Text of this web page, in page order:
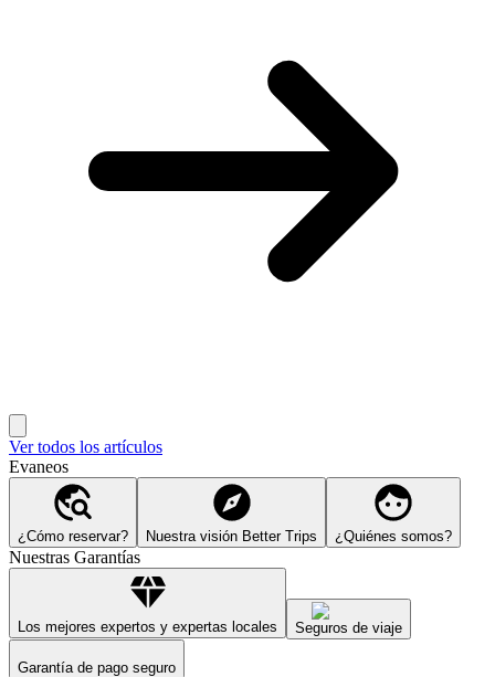
Ver todos los artículos
Evaneos
¿Cómo reservar? Nuestra visión Better Trips ¿Quiénes somos?
Nuestras Garantías
Los mejores expertos y expertas locales Seguros de viaje
Garantía de pago seguro